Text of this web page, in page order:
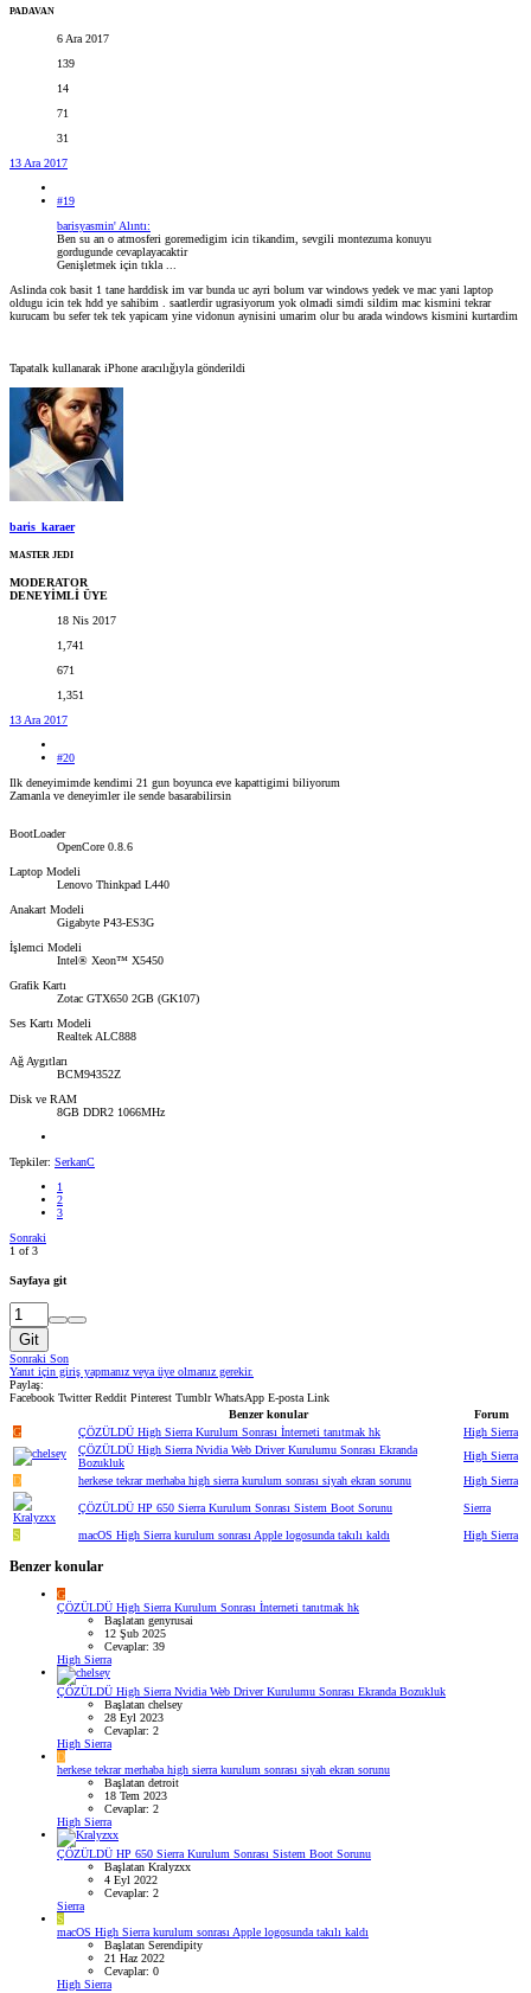
PADAVAN
6 Ara 2017
139
14
71
31
13 Ara 2017
#19
barisyasmin' Alıntı:
Ben su an o atmosferi goremedigim icin tikandim, sevgili montezuma konuyu
gordugunde cevaplayacaktir
Genişletmek için tıkla ...
Aslinda cok basit 1 tane harddisk im var bunda uc ayri bolum var windows yedek ve mac yani laptop
oldugu icin tek hdd ye sahibim . saatlerdir ugrasiyorum yok olmadi simdi sildim mac kismini tekrar
kurucam bu sefer tek tek yapicam yine vidonun aynisini umarim olur bu arada windows kismini kurtardim
Tapatalk kullanarak iPhone aracılığıyla gönderildi
baris_karaer
MASTER JEDI
MODERATOR
DENEYİMLİ ÜYE
18 Nis 2017
1,741
671
1,351
13 Ara 2017
#20
Ilk deneyimimde kendimi 21 gun boyunca eve kapattigimi biliyorum
Zamanla ve deneyimler ile sende basarabilirsin
BootLoader
OpenCore 0.8.6
Laptop Modeli
Lenovo Thinkpad L440
Anakart Modeli
Gigabyte P43-ES3G
İşlemci Modeli
Intel® Xeon™ X5450
Grafik Kartı
Zotac GTX650 2GB (GK107)
Ses Kartı Modeli
Realtek ALC888
Ağ Aygıtları
BCM94352Z
Disk ve RAM
8GB DDR2 1066MHz
Tepkiler: SerkanC
1
2
3
Sonraki
1 of 3
Sayfaya git
Git
Sonraki Son
Yanıt için giriş yapmanız veya üye olmanız gerekir.
Paylaş:
Facebook Twitter Reddit Pinterest Tumblr WhatsApp E-posta Link
Benzer konular
Forum
G
ÇÖZÜLDÜ High Sierra Kurulum Sonrası İnterneti tanıtmak hk
High Sierra
ÇÖZÜLDÜ High Sierra Nvidia Web Driver Kurulumu Sonrası Ekranda
Bozukluk
High Sierra
D
herkese tekrar merhaba high sierra kurulum sonrası siyah ekran sorunu High Sierra
ÇÖZÜLDÜ HP 650 Sierra Kurulum Sonrası Sistem Boot Sorunu Sierra
S macOS High Sierra kurulum sonrası Apple logosunda takılı kaldı High Sierra
Benzer konular
G
ÇÖZÜLDÜ High Sierra Kurulum Sonrası İnterneti tanıtmak hk
Başlatan genyrusai
12 Şub 2025
Cevaplar: 39
High Sierra
ÇÖZÜLDÜ High Sierra Nvidia Web Driver Kurulumu Sonrası Ekranda Bozukluk
Başlatan chelsey
28 Eyl 2023
Cevaplar: 2
High Sierra
D
herkese tekrar merhaba high sierra kurulum sonrası siyah ekran sorunu
Başlatan detroit
18 Tem 2023
Cevaplar: 2
High Sierra
ÇÖZÜLDÜ HP 650 Sierra Kurulum Sonrası Sistem Boot Sorunu
Başlatan Kralyzxx
4 Eyl 2022
Cevaplar: 2
Sierra
S
macOS High Sierra kurulum sonrası Apple logosunda takılı kaldı
Başlatan Serendipity
21 Haz 2022
Cevaplar: 0
High Sierra